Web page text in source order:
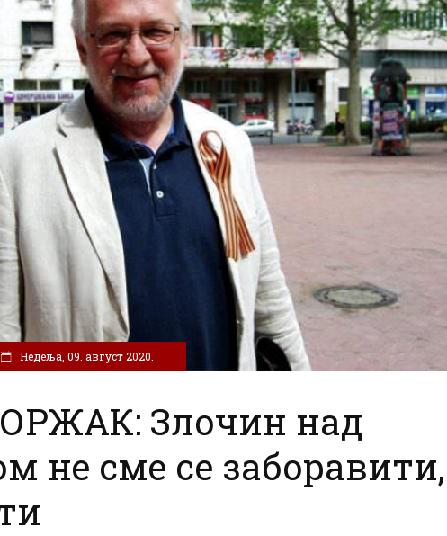
Недеља, 09. август 2020.
Злочин над
не сме се заборавити,